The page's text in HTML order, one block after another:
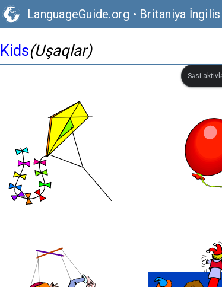
LanguageGuide.org • Britaniya
Kids(Uşaqlar)
Səsi